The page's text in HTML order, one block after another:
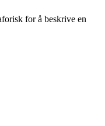
for å beskrive en